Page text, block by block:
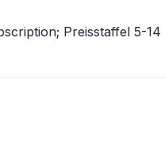
Preisstaffel 5-14